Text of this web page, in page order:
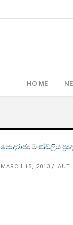
HOME
පොදුරාජ්‍ය මණ්ඩලීය
MARCH 15, 2013